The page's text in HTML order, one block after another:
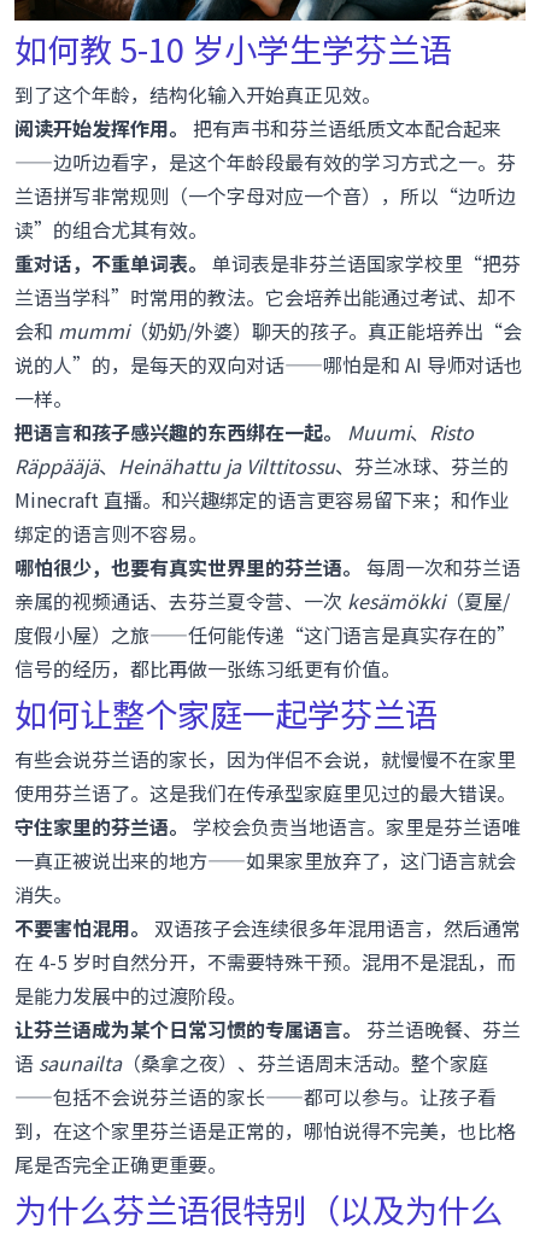
如何教 5-10 岁小学生学芬兰语
到了这个年龄，结构化输入开始真正见效。
阅读开始发挥作用。 把有声书和芬兰语纸质文本配合起来
——边听边看字，是这个年龄段最有效的学习方式之一。芬
兰语拼写非常规则（一个字母对应一个音），所以“边听边
读”的组合尤其有效。
重对话，不重单词表。 单词表是非芬兰语国家学校里“把芬
兰语当学科”时常用的教法。它会培养出能通过考试、却不
会和 mummi（奶奶/外婆）聊天的孩子。真正能培养出“会
说的人”的，是每天的双向对话——哪怕是和 AI 导师对话也
一样。
把语言和孩子感兴趣的东西绑在一起。
Muumi、 Risto
Räppääjä、 Heinähattu ja Vilttitossu、芬兰冰球、芬兰的
Minecraft 直播。和兴趣绑定的语言更容易留下来；和作业
绑定的语言则不容易。
哪怕很少，也要有真实世界里的芬兰语。 每周一次和芬兰语
亲属的视频通话、去芬兰夏令营、一次 kesämökki（夏屋/
度假小屋）之旅——任何能传递“这门语言是真实存在的”
信号的经历，都比再做一张练习纸更有价值。
如何让整个家庭一起学芬兰语
有些会说芬兰语的家长，因为伴侣不会说，就慢慢不在家里
使用芬兰语了。这是我们在传承型家庭里见过的最大错误。
守住家里的芬兰语。 学校会负责当地语言。家里是芬兰语唯
一真正被说出来的地方——如果家里放弃了，这门语言就会
消失。
不要害怕混用。
双语孩子会连续很多年混用语言，然后通常
在 4-5 岁时自然分开，不需要特殊干预。混用不是混乱，而
是能力发展中的过渡阶段。
让芬兰语成为某个日常习惯的专属语言。
芬兰语晚餐、芬兰
语 saunailta（桑拿之夜）、芬兰语周末活动。整个家庭
——包括不会说芬兰语的家长——都可以参与。让孩子看
到，在这个家里芬兰语是正常的，哪怕说得不完美，也比格
尾是否完全正确更重要。
为什么芬兰语很特别（以及为什么